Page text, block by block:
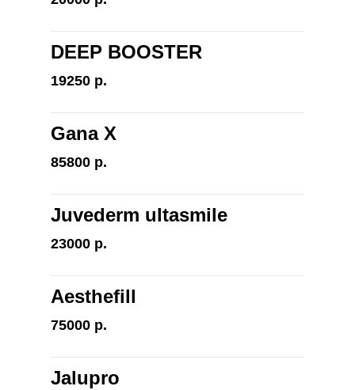
DEEP BOOSTER
19250 р.
Gana X
85800 р.
Juvederm ultasmile
23000 р.
Aesthefill
75000 р.
Jalupro